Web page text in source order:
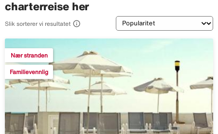
charterreise her
Slik sorterer vi resultatet  Sortering
Nær stranden
Familievennlig